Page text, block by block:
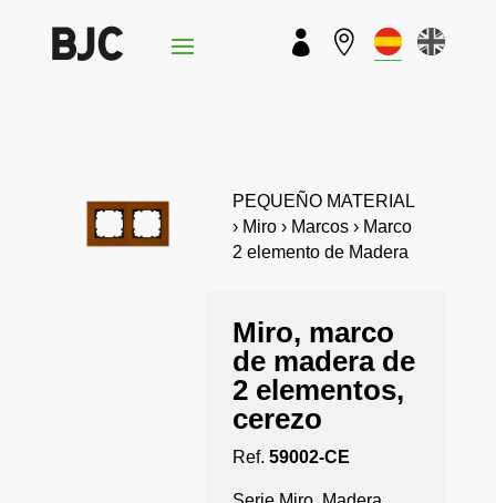
 
PEQUEÑO MATERIAL
› Miro › Marcos › Marco
2 elemento de Madera
Miro, marco
de madera de
2 elementos,
cerezo
Ref.59002-CE